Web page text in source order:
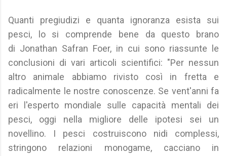
Quanti pregiudizi e quanta ignoranza esista sui
pesci, lo si comprende bene da questo brano
di Jonathan Safran Foer, in cui sono riassunte le
conclusioni di vari articoli scientifici: "Per nessun
altro animale abbiamo rivisto così in fretta e
radicalmente le nostre conoscenze. Se vent'anni fa
eri l'esperto mondiale sulle capacità mentali dei
pesci, oggi nella migliore delle ipotesi sei un
novellino. I pesci costruiscono nidi complessi,
stringono relazioni monogame, cacciano in